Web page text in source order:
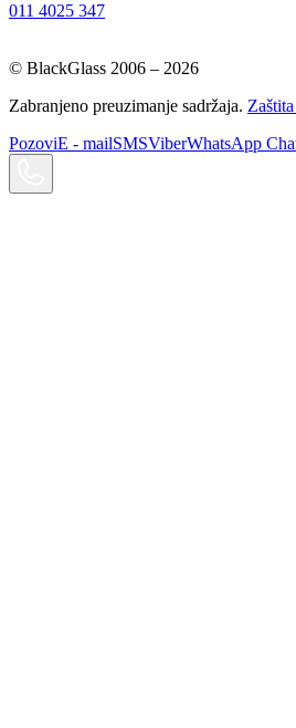
011 4025 347
© BlackGlass 2006 – 2026
Zabranjeno preuzimanje sadržaja.
PozoviE - mailSMSViberWhatsApp